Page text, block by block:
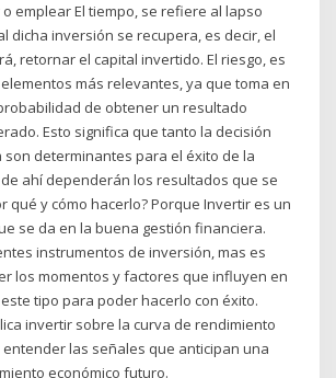
emplear El tiempo, se refiere al lapso
dicha inversión se recupera, es decir, el
retornar el capital invertido. El riesgo, es
más relevantes, ya que toma en
de obtener un resultado
Esto significa que tanto la decisión
son determinantes para el éxito de la
ahí dependerán los resultados que se
qué y cómo hacerlo? Porque Invertir es un
se da en la buena gestión financiera.
instrumentos de inversión, mas es
los momentos y factores que influyen en
tipo para poder hacerlo con éxito.
invertir sobre la curva de rendimiento
las señales que anticipan una
económico futuro.